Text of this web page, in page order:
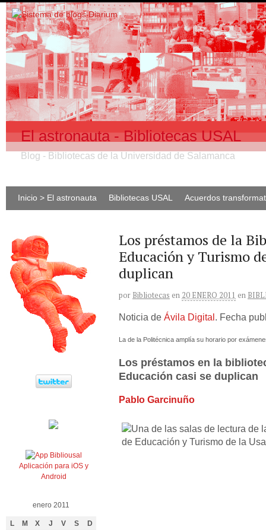
El astronauta - Bibliotecas USAL
Blog - Bibliotecas de la Universidad de Salamanca
Inicio > El astronauta Bibliotecas USAL Acuerdos
Los préstamos de la
Educación y Turismo
duplican
por Bibliotecas en 20 ENERO 2011 en
Noticia de Ávila Digital . Fecha
La de la Politécnica amplía su horario por
Los préstamos en la
Educación casi se duplican
Pablo Garcinuño
Aplicación para iOS y
Android
enero 2011
L M X J V S D